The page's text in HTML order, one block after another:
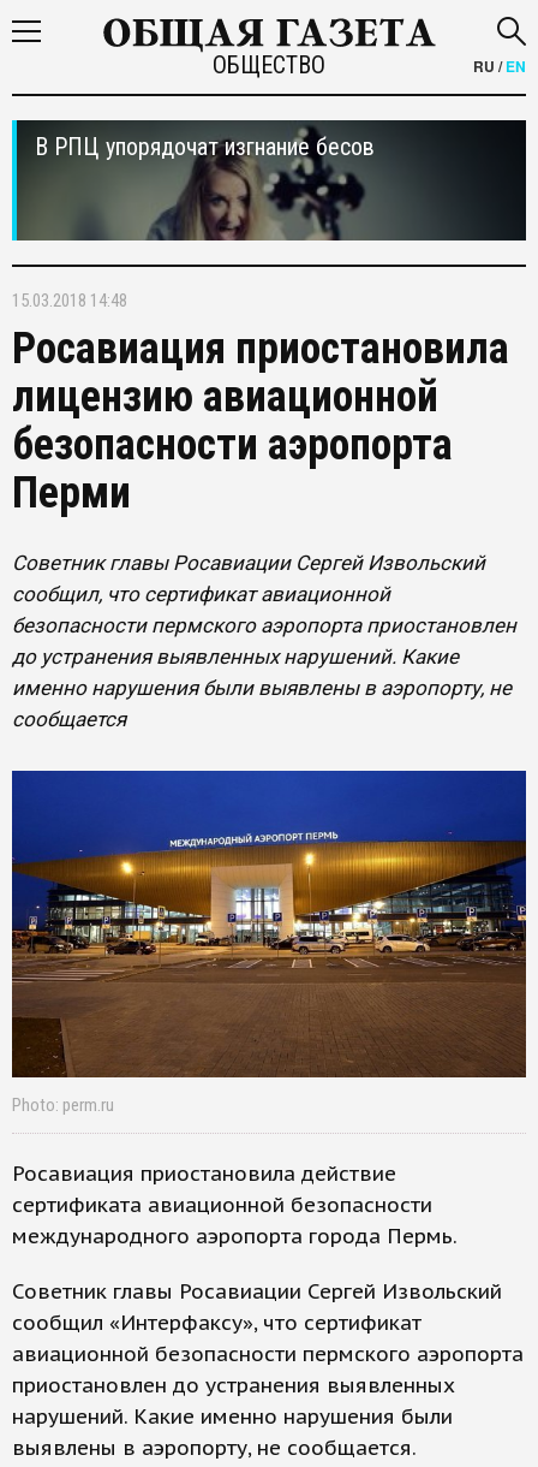
ОБЩЕСТВО RU /EN
В РПЦ упорядочат изгнание бесов
15.03.2018 14:48
Росавиация приостановила
лицензию авиационной
безопасности аэропорта
Перми
Советник главы Росавиации Сергей Извольский
сообщил, что сертификат авиационной
безопасности пермского аэропорта приостановлен
до устранения выявленных нарушений. Какие
именно нарушения были выявлены в аэропорту, не
сообщается
Photo: perm.ru
Росавиация приостановила действие
сертификата авиационной безопасности
международного аэропорта города Пермь.
Советник главы Росавиации Сергей Извольский
сообщил «Интерфаксу», что сертификат
авиационной безопасности пермского аэропорта
приостановлен до устранения выявленных
нарушений. Какие именно нарушения были
выявлены в аэропорту, не сообщается.